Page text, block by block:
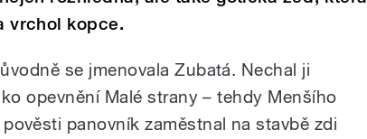
vrchol kopce.
se jmenovala Zubatá. Nechal ji
opevnění Malé strany – tehdy Menšího
panovník zaměstnal na stavbě zdi